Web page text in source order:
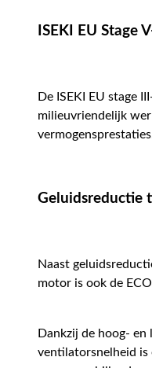
ISEKI EU Stage
De ISEKI EU stage
milieuvriendelijk
Geluidsreductie
Naast
motor is ook de
Dankzij de hoog- en
ventilatorsnelheid is